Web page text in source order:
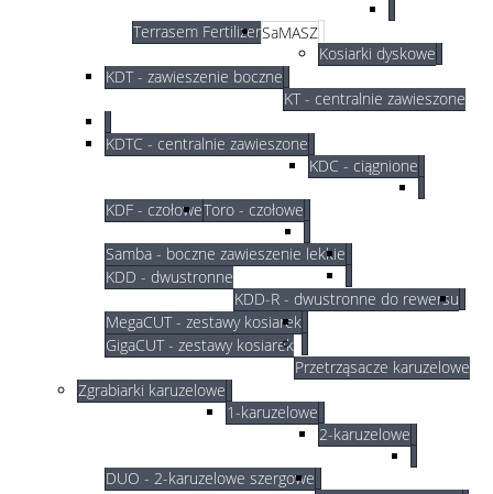
Terrasem FertilizerSaMASZ
Kosiarki dyskowe
KDT - zawieszenie boczne
KT - centralnie zawieszone
KDTC - centralnie zawieszone
KDC - ciągnione
KDF - czołoweToro - czołowe
Samba - boczne zawieszenie lekkie
KDD - dwustronne
KDD-R - dwustronne do rewersu
MegaCUT - zestawy kosiarek
GigaCUT - zestawy kosiarek
Przetrząsacze karuzelowe
Zgrabiarki karuzelowe
1-karuzelowe
2-karuzelowe
DUO - 2-karuzelowe szergowe